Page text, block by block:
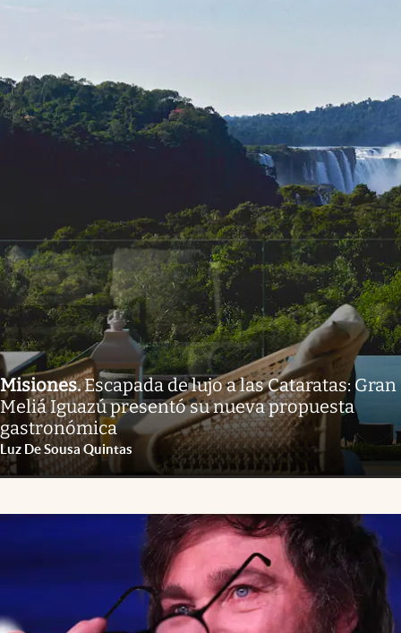
Misiones.Escapada de lujo a las Cataratas: Gran
Meliá Iguazú presentó su nueva propuesta
gastronómica
Luz De Sousa Quintas